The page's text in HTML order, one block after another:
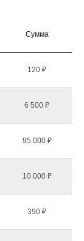
Сумма
120 ₽
6 500 ₽
95 000 ₽
10 000 ₽
390 ₽